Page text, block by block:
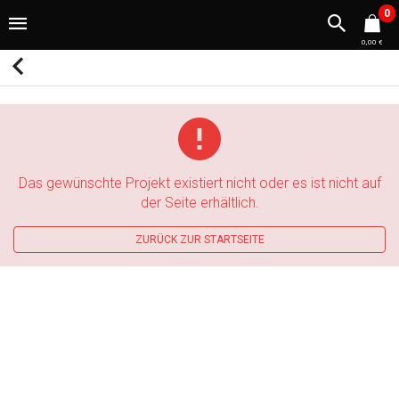
0
0,00 €
Das gewünschte Projekt existiert nicht oder es ist nicht auf
der Seite erhältlich.
ZURÜCK ZUR STARTSEITE